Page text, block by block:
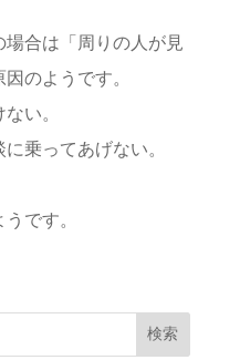
合は「周りの人が見
のようです。
い。
乗ってあげない。
です。
検索